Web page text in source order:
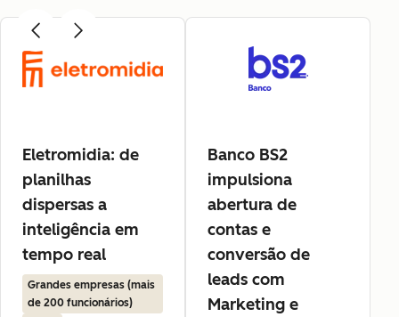
Eletromidia: de
planilhas
dispersas a
inteligência em
tempo real
Grandes empresas (mais
de 200 funcionários)
Banco BS2
impulsiona
abertura de
contas e
conversão de
leads com
Marketing e